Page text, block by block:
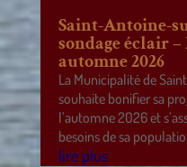
Saint-Antoine-
sondage éclair
automne 2026
La Municipalité de
souhaite bonifier sa
l’automne 2026 et
besoins de sa
lire plus